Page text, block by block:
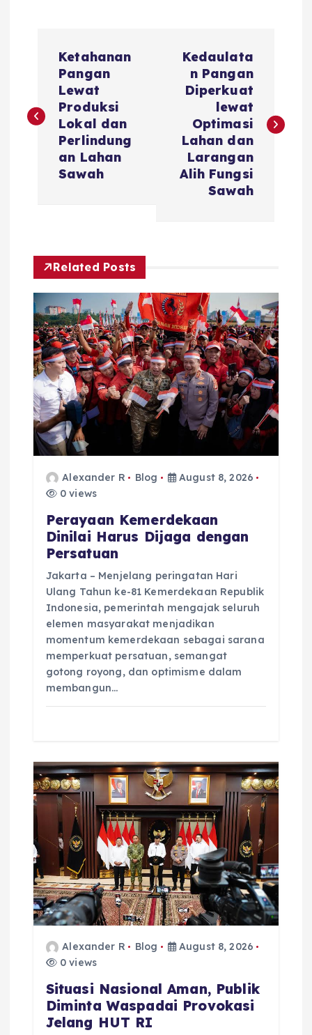
s
v
g
a
t
o
Ketahanan
Pangan
Lewat
Produksi
Lokal dan
Perlindung
an Lahan
Sawah
Kedaulata
n Pangan
Diperkuat
lewat
Optimasi
Lahan dan
Larangan
Alih Fungsi
Sawah
Related Posts
Alexander R Blog
August 8, 2026
0 views
Perayaan Kemerdekaan
Dinilai Harus Dijaga dengan
Persatuan
Jakarta – Menjelang peringatan Hari
Ulang Tahun ke-81 Kemerdekaan Republik
Indonesia, pemerintah mengajak seluruh
elemen masyarakat menjadikan
momentum kemerdekaan sebagai sarana
memperkuat persatuan, semangat
gotong royong, dan optimisme dalam
membangun…
Alexander R Blog
August 8, 2026
0 views
Situasi Nasional Aman, Publik
Diminta Waspadai Provokasi
Jelang HUT RI